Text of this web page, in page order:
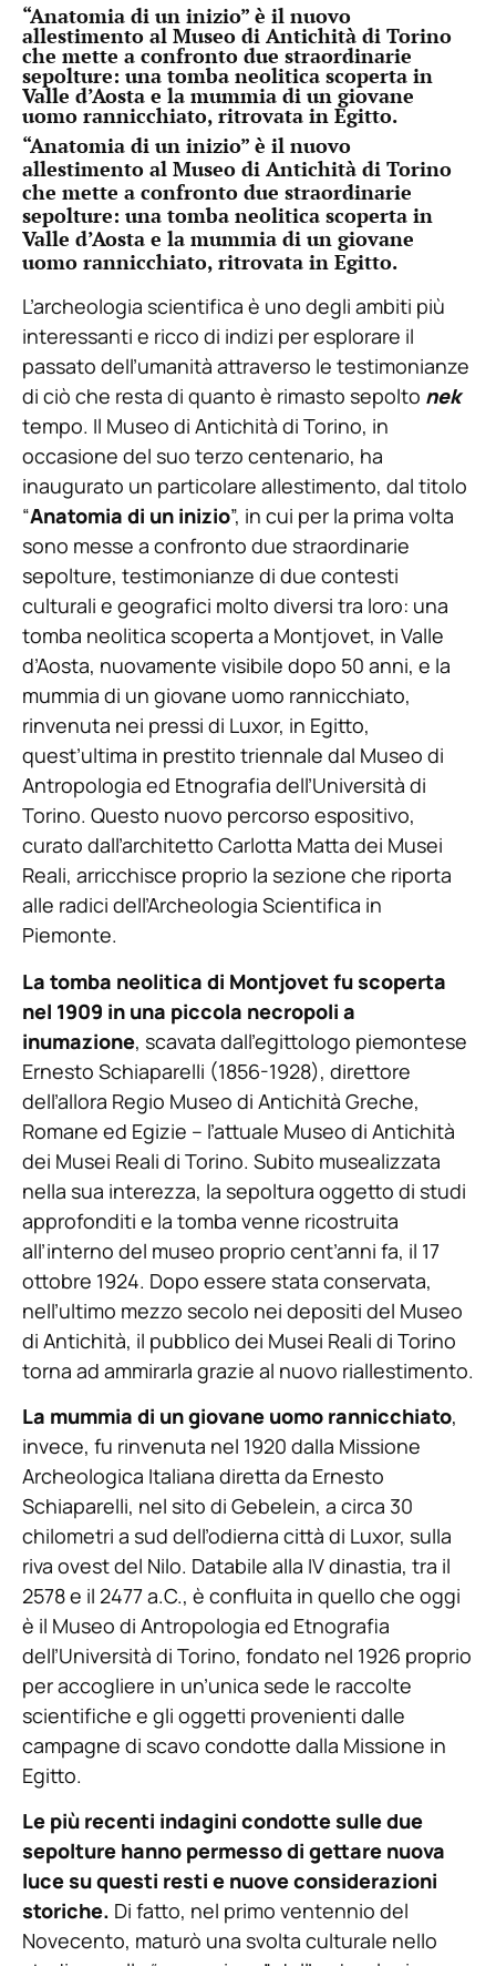
“Anatomia di un inizio” è il nuovo
allestimento al Museo di Antichità di Torino
che mette a confronto due straordinarie
sepolture: una tomba neolitica scoperta in
Valle d’Aosta e la mummia di un giovane
uomo rannicchiato, ritrovata in Egitto.
“Anatomia di un inizio” è il nuovo
allestimento al Museo di Antichità di Torino
che mette a confronto due straordinarie
sepolture: una tomba neolitica scoperta in
Valle d’Aosta e la mummia di un giovane
uomo rannicchiato, ritrovata in Egitto.
L’archeologia scientifica è uno degli ambiti più
interessanti e ricco di indizi per esplorare il
passato dell’umanità attraverso le testimonianze
di ciò che resta di quanto è rimasto sepolto nek
tempo. Il Museo di Antichità di Torino, in
occasione del suo terzo centenario, ha
inaugurato un particolare allestimento, dal titolo
“Anatomia di un inizio”, in cui per la prima volta
sono messe a confronto due straordinarie
sepolture, testimonianze di due contesti
culturali e geografici molto diversi tra loro: una
tomba neolitica scoperta a Montjovet, in Valle
d’Aosta, nuovamente visibile dopo 50 anni, e la
mummia di un giovane uomo rannicchiato,
rinvenuta nei pressi di Luxor, in Egitto,
quest’ultima in prestito triennale dal Museo di
Antropologia ed Etnografia dell’Università di
Torino. Questo nuovo percorso espositivo,
curato dall’architetto Carlotta Matta dei Musei
Reali, arricchisce proprio la sezione che riporta
alle radici dell’Archeologia Scientifica in
Piemonte.
La tomba neolitica di Montjovet fu scoperta
nel 1909 in una piccola necropoli a
inumazione, scavata dall’egittologo piemontese
Ernesto Schiaparelli (1856-1928), direttore
dell’allora Regio Museo di Antichità Greche,
Romane ed Egizie – l’attuale Museo di Antichità
dei Musei Reali di Torino. Subito musealizzata
nella sua interezza, la sepoltura oggetto di studi
approfonditi e la tomba venne ricostruita
all’interno del museo proprio cent’anni fa, il 17
ottobre 1924. Dopo essere stata conservata,
nell’ultimo mezzo secolo nei depositi del Museo
di Antichità, il pubblico dei Musei Reali di Torino
torna ad ammirarla grazie al nuovo riallestimento.
La mummia di un giovane uomo rannicchiato,
invece, fu rinvenuta nel 1920 dalla Missione
Archeologica Italiana diretta da Ernesto
Schiaparelli, nel sito di Gebelein, a circa 30
chilometri a sud dell’odierna città di Luxor, sulla
riva ovest del Nilo. Databile alla IV dinastia, tra il
2578 e il 2477 a.C., è confluita in quello che oggi
è il Museo di Antropologia ed Etnografia
dell’Università di Torino, fondato nel 1926 proprio
per accogliere in un’unica sede le raccolte
scientifiche e gli oggetti provenienti dalle
campagne di scavo condotte dalla Missione in
Egitto.
Le più recenti indagini condotte sulle due
sepolture hanno permesso di gettare nuova
luce su questi resti e nuove considerazioni
storiche. Di fatto, nel primo ventennio del
Novecento, maturò una svolta culturale nello